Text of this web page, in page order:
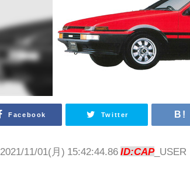
Facebook Twitter
2021/11/01(月) 15:42:44.86ID:CAP_USER